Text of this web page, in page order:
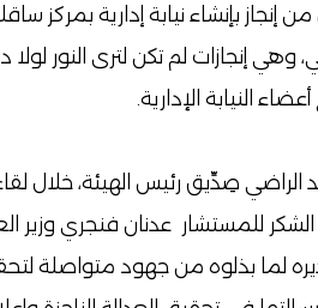
بإنشاء نيابة إدارية بمركز
وهي إنجازات لم تكن لترى النور
النيابة الإدارية.
صِدِّيق رئيس الهيئة، خلال
للمستشار عدنان فنجري وزير
لما بذلوه من جهود متواصلة